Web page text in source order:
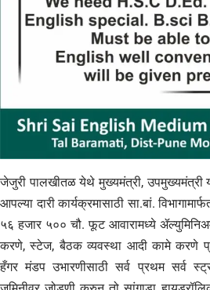
जेजुरी पालखीतळ येथे मुख्यमंत्री, उपमुख्यमंत्री
आपल्या दारी कार्यक्रमासाठी सा.बां.
५६ हजार ५०० चौ. फूट आवारामध्ये
करणे, स्टेज, बैठक व्यवस्था आदी कामे करणे
हँगर मंडप उभारणीसाठी सर्व प्रथम सर्व